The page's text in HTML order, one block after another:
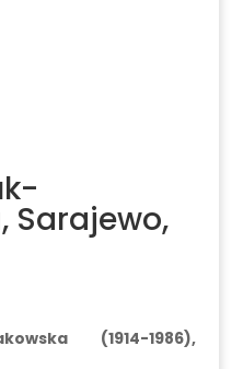
Sarajewo,
(1914-1986),